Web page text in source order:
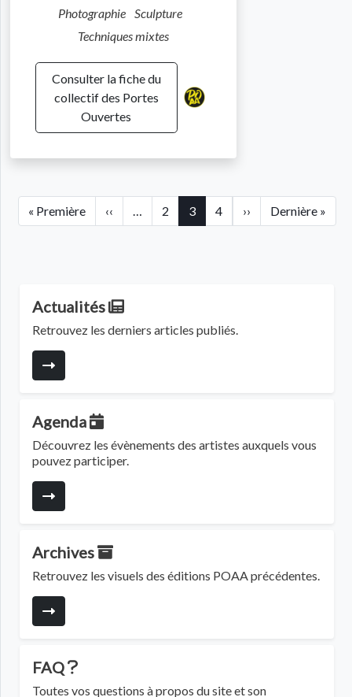
Photographie
Sculpture
Techniques mixtes
Consulter la fiche du
collectif des Portes
Ouvertes
Pagination
« PremièrePremière page
‹‹Page précédente
2 3 4 ››Page suivante
Dernière »
Actualités
Retrouvez les derniers articles publiés.
Agenda
Découvrez les évènements des artistes auxquels vous
pouvez participer.
Archives
Retrouvez les visuels des éditions POAA précédentes.
FAQ
Toutes vos questions à propos du site et son